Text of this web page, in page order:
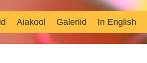
Aiakool Galeriid In English